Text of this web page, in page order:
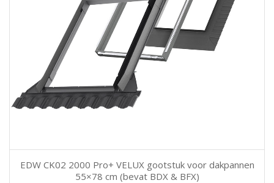
EDW CK02 2000 Pro+ VELUX gootstuk voor dakpannen
55×78 cm (bevat BDX & BFX)